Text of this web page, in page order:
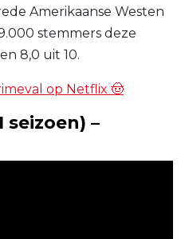
Amerikaanse Westen
stemmers deze
8,0 uit 10.
op Netflix 🤠
seizoen) –